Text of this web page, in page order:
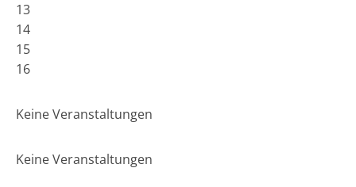
13
14
15
16
Keine Veranstaltungen
Keine Veranstaltungen